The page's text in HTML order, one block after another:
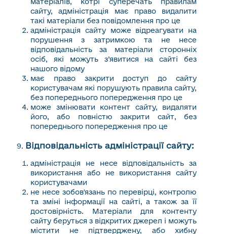
сайту, адміністрація має право видалити
такі матеріали без повідомлення про це
адміністрація сайту може відреагувати на
порушення з затримкою та не несе
відповідальність за матеріали сторонніх
осіб, які можуть з’явитися на сайті без
нашого відому
має право закрити доступ до сайту
користувачам які порушують правила сайту,
без попереднього попередження про це
може змінювати контент сайту, видаляти
його, або повністю закрити сайт, без
попереднього попередження про це
Відповідальність адміністрації сайту:
адміністрація не несе відповідальність за
використання або не використання сайту
користувачами
не несе зобов'язань по перевірці, контролю
та зміні інформації на сайті, а також за її
достовірність. Матеріали для контенту
сайту беруться з відкритих джерел і можуть
містити не підтверджену, або хибну